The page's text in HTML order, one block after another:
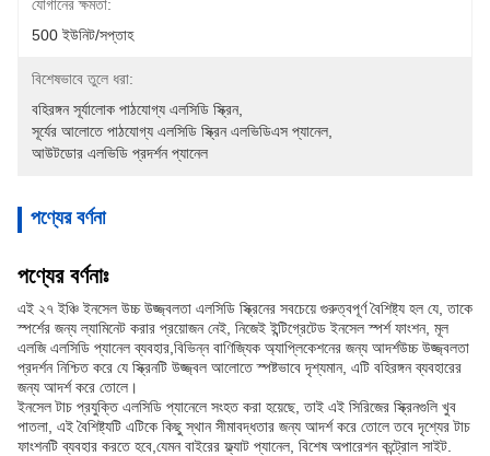
যোগানের ক্ষমতা:
500 ইউনিট/সপ্তাহ
বিশেষভাবে তুলে ধরা:
বহিরঙ্গন সূর্যালোক পাঠযোগ্য এলসিডি স্ক্রিন,
সূর্যের আলোতে পাঠযোগ্য এলসিডি স্ক্রিন এলভিডিএস প্যানেল
আউটডোর এলভিডি প্রদর্শন প্যানেল
পণ্যের বর্ণনা
পণ্যের বর্ণনাঃ
এই ২৭ ইঞ্চি ইনসেল উচ্চ উজ্জ্বলতা এলসিডি স্ক্রিনের সবচেয়ে গুরুত্বপূর্ণ বৈশিষ্ট্য হল যে, তাকে
স্পর্শের জন্য ল্যামিনেট করার প্রয়োজন নেই, নিজেই ইন্টিগ্রেটেড ইনসেল স্পর্শ ফাংশন, মূল
এলজি এলসিডি প্যানেল ব্যবহার,বিভিন্ন বাণিজ্যিক অ্যাপ্লিকেশনের জন্য আদর্শউচ্চ উজ্জ্বলতা
প্রদর্শন নিশ্চিত করে যে স্ক্রিনটি উজ্জ্বল আলোতে স্পষ্টভাবে দৃশ্যমান, এটি বহিরঙ্গন ব্যবহারের
জন্য আদর্শ করে তোলে।
ইনসেল টাচ প্রযুক্তি এলসিডি প্যানেলে সংহত করা হয়েছে, তাই এই সিরিজের স্ক্রিনগুলি খুব
পাতলা, এই বৈশিষ্ট্যটি এটিকে কিছু স্থান সীমাবদ্ধতার জন্য আদর্শ করে তোলে তবে দৃশ্যের টাচ
ফাংশনটি ব্যবহার করতে হবে,যেমন বাইরের ফ্ল্যাট প্যানেল, বিশেষ অপারেশন কন্ট্রোল সাইট.